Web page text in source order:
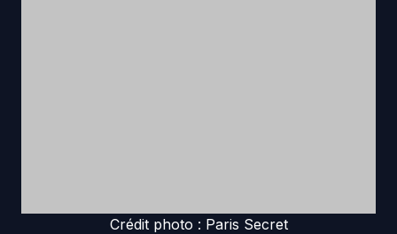
Crédit photo : Paris Secret